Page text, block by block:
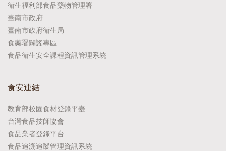
衛生福利部食品藥物管理署
臺南市政府
臺南市政府衛生局
食藥署闢謠專區
食品衛生安全課程資訊管理系統
食安連結
教育部校園食材登錄平臺
台灣食品技師協會
食品業者登錄平台
食品追溯追蹤管理資訊系統